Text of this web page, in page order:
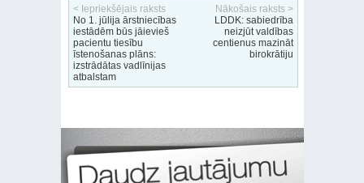
< Iepriekšējais raksts
No 1. jūlija ārstniecības
iestādēm būs jāievieš
pacientu tiesību
īstenošanas plāns:
izstrādātas vadlīnijas
atbalstam
Nākošais raksts >
LDDK: sabiedrība
neizjūt valdības
centienus mazināt
birokrātiju